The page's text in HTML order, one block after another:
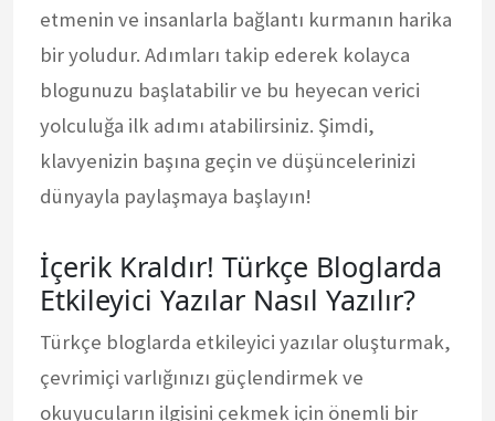
etmenin ve insanlarla bağlantı kurmanın harika
bir yoludur. Adımları takip ederek kolayca
blogunuzu başlatabilir ve bu heyecan verici
yolculuğa ilk adımı atabilirsiniz. Şimdi,
klavyenizin başına geçin ve düşüncelerinizi
dünyayla paylaşmaya başlayın!
İçerik Kraldır! Türkçe Bloglarda
Etkileyici Yazılar Nasıl Yazılır?
Türkçe bloglarda etkileyici yazılar oluşturmak,
çevrimiçi varlığınızı güçlendirmek ve
okuyucuların ilgisini çekmek için önemli bir